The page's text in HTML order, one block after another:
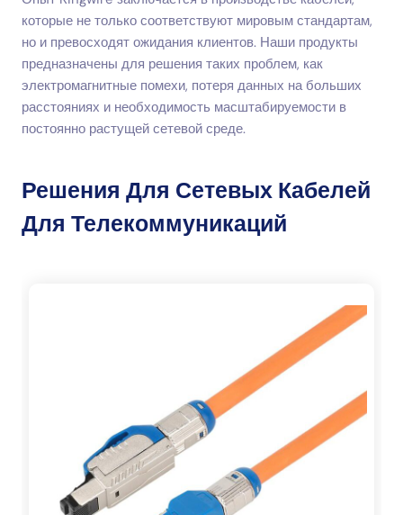
которые не только соответствуют мировым стандартам,
но и превосходят ожидания клиентов. Наши продукты
предназначены для решения таких проблем, как
электромагнитные помехи, потеря данных на больших
расстояниях и необходимость масштабируемости в
постоянно растущей сетевой среде.
Решения Для Сетевых Кабелей
Для Телекоммуникаций